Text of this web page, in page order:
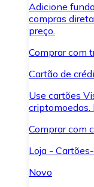
Adicione
compras
preço.
Comprar com
Cartão de
Use cartões
criptomoedas.
Comprar com
Loja -
Novo